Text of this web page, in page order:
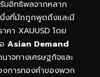
บอิทธิพลจากหลาก
งที่มักถูกพูดถึงและมี
คา XAUUSD โดย
Asian Demand
าจทางเศรษฐกิจและ
งการทองคำของพวก